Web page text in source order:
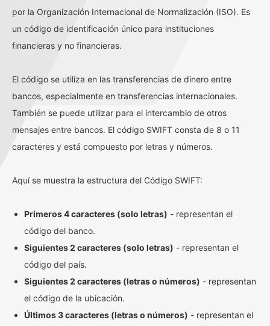
por la Organización Internacional de Normalización (ISO). Es
un código de identificación único para instituciones
financieras y no financieras.
El código se utiliza en las transferencias de dinero entre
bancos, especialmente en transferencias internacionales.
También se puede utilizar para el intercambio de otros
mensajes entre bancos. El código SWIFT consta de 8 o 11
caracteres y está compuesto por letras y números.
Aquí se muestra la estructura del Código SWIFT:
Primeros 4 caracteres (solo letras) - representan el
código del banco.
Siguientes 2 caracteres (solo letras) - representan el
código del país.
Siguientes 2 caracteres (letras o números) - representan
el código de la ubicación.
Últimos 3 caracteres (letras o números) - representan el